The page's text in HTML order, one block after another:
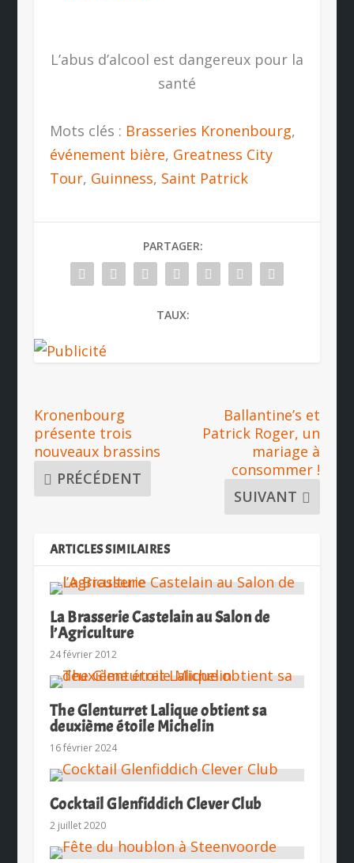
L’abus d’alcool est dangereux pour la
santé
Mots clés : Brasseries Kronenbourg,
événement bière, Greatness City
Tour, Guinness, Saint Patrick
PARTAGER:
TAUX:
Kronenbourg
présente trois
nouveaux brassins
PRÉCÉDENT
Ballantine’s et
Patrick Roger, un
mariage à
consommer !
SUIVANT
ARTICLES SIMILAIRES
La Brasserie Castelain au Salon de
l’Agriculture
24 février 2012
The Glenturret Lalique obtient sa
deuxième étoile Michelin
16 février 2024
Cocktail Glenfiddich Clever Club
2 juillet 2020